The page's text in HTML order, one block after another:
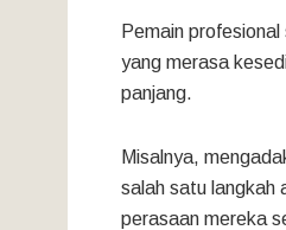
Pemain
yang merasa
panjang.
Misalnya,
salah satu langkah
perasaan mereka